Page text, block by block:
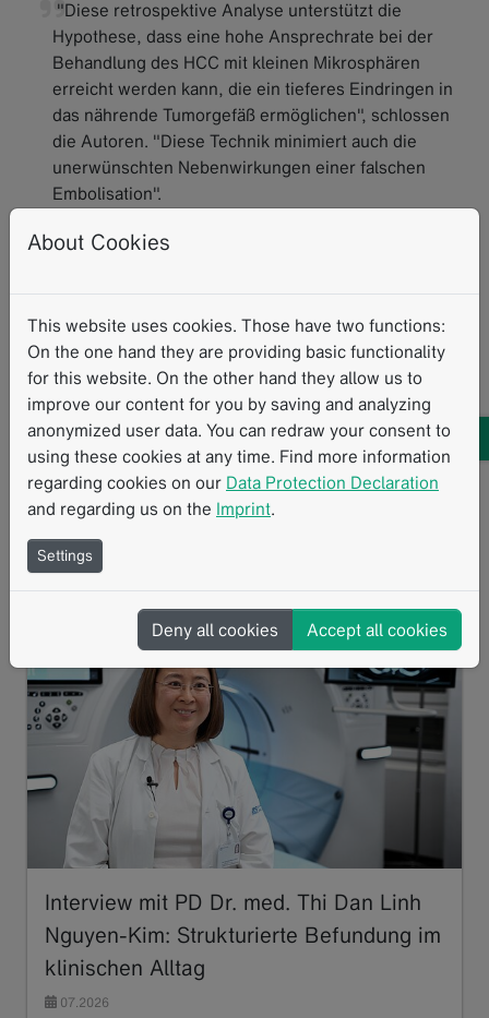
"Diese retrospektive Analyse unterstützt die
Hypothese, dass eine hohe Ansprechrate bei der
Behandlung des HCC mit kleinen Mikrosphären
erreicht werden kann, die ein tieferes Eindringen in
das nährende Tumorgefäß ermöglichen", schlossen
die Autoren. "Diese Technik minimiert auch die
unerwünschten Nebenwirkungen einer falschen
Embolisation".
al.Response rate and safety in patients with
hepatocellular carcinoma treated with transarterial
chemoembolization using 40-µm doxorubicin-eluting
microspheres.
J Cancer Res Clin
Oncol
(2020). https://doi.org/10.1007/s00432-020-
03370-z
Standardisierte Messverfahren MRI CT HCC DEB-TACE
Strukturierte Berichterstattung mRECIST
Ähnliche Inhalte
Interview mit PD Dr. med. Thi Dan Linh
Nguyen-Kim: Strukturierte Befundung im
klinischen Alltag
07.2026
About Cookies
This website uses cookies. Those have two functions:
On the one hand they are providing basic functionality
for this website. On the other hand they allow us to
improve our content for you by saving and analyzing
anonymized user data. You can redraw your consent to
using these cookies at any time. Find more information
regarding cookies on our Data Protection Declaration
and regarding us on the Imprint.
Settings
Deny all cookies Accept all cookies